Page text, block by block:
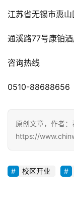
江苏省无锡市惠
通溪路77号康铂
咨询热线
0510-88688656
原创文章，作者：
https://
校区开业